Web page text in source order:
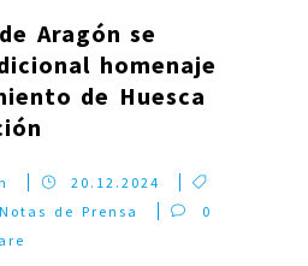
Aragón se
homenaje
de Huesca
20.12.2024
Notas de Prensa
0